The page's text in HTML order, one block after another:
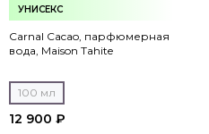
УНИСЕКС
Carnal Cacao, парфюмерная
вода, Maison Tahite
100 мл
12 900 ₽